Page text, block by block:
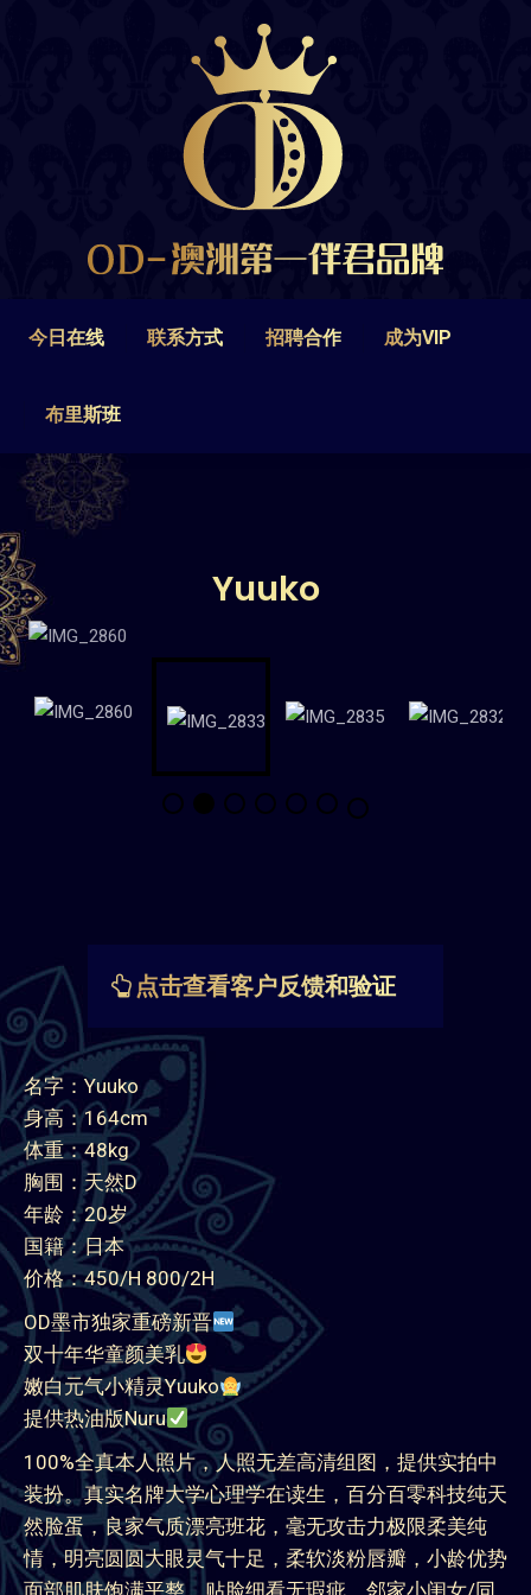
今日在线 联系方式 招聘合作 成为VIP
布里斯班
Yuuko
点击查看客户反馈和验证
名字：Yuuko
身高：164cm
体重：48kg
胸围：天然D
年龄：20岁
国籍：日本
价格：450/H 800/2H
OD墨市独家重磅新晋
双十年华童颜美乳
嫩白元气小精灵Yuuko
提供热油版Nuru
100%全真本人照片，人照无差高清组图，提供实拍中
装扮。真实名牌大学心理学在读生，百分百零科技纯天
然脸蛋，良家气质漂亮班花，毫无攻击力极限柔美纯
情，明亮圆圆大眼灵气十足，柔软淡粉唇瓣，小龄优势
联系方式 招聘合作
布里斯班